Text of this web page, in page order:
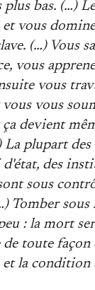
bas. (…)
et vous
(…) Vous
vous
vous
vous
devient
plupart des
des
sous
Tomber sous
: la mort
toute façon
la condition